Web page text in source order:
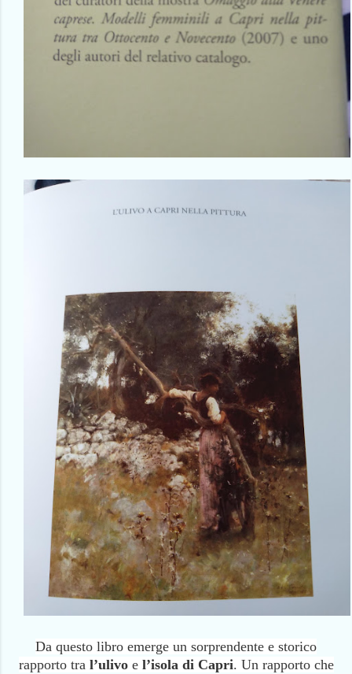
Da questo libro emerge un sorprendente e storico
rapporto tra l’ulivoe l’isola di Capri. Un rapporto che